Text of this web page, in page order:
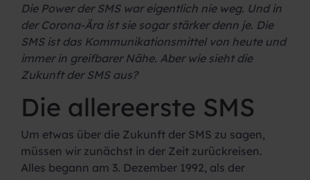
Die Power der SMS war eigentlich nie weg. Und in
der Corona-Ära ist sie sogar stärker denn je. Die
SMS ist das Kommunikationsmittel von heute und
immer in greifbarer Nähe. Aber wie sieht die
Zukunft der SMS aus?
Die allereerste SMS
Um etwas über die Zukunft der SMS zu sagen,
müssen wir zunächst in der Zeit zurückreisen.
Alles begann am 3. Dezember 1992, als der